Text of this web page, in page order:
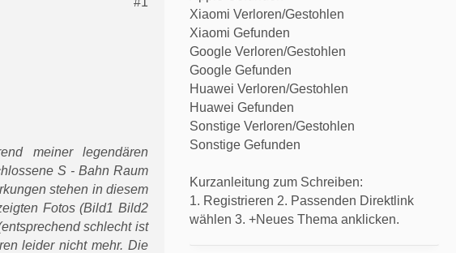
meiner legendären
S - Bahn Raum
stehen in diesem
Fotos (Bild1 Bild2
schlecht ist
leider nicht mehr. Die
Xiaomi Verloren/Gestohlen
Xiaomi Gefunden
Google Verloren/Gestohlen
Google Gefunden
Huawei Verloren/Gestohlen
Huawei Gefunden
Sonstige Verloren/Gestohlen
Sonstige Gefunden
Kurzanleitung zum Schreiben:
1. Registrieren 2. Passenden Direktlink
wählen 3. +Neues Thema anklicken.